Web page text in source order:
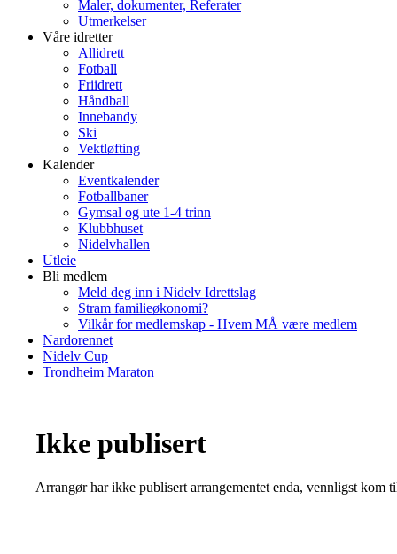
Maler, dokumenter, Referater
Utmerkelser
Våre idretter
Allidrett
Fotball
Friidrett
Håndball
Innebandy
Ski
Vektløfting
Kalender
Eventkalender
Fotballbaner
Gymsal og ute 1-4 trinn
Klubbhuset
Nidelvhallen
Utleie
Bli medlem
Meld deg inn i Nidelv Idrettslag
Stram familieøkonomi?
Vilkår for medlemskap - Hvem MÅ være medlem
Nardorennet
Nidelv Cup
Trondheim Maraton
Ikke publisert
Arrangør har ikke publisert arrangementet enda, vennligst kom